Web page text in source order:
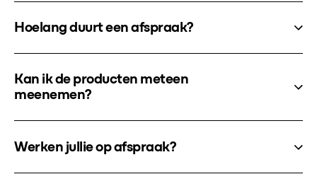
Hoelang duurt een afspraak?
Kan ik de producten meteen
meenemen?
Werken jullie op afspraak?